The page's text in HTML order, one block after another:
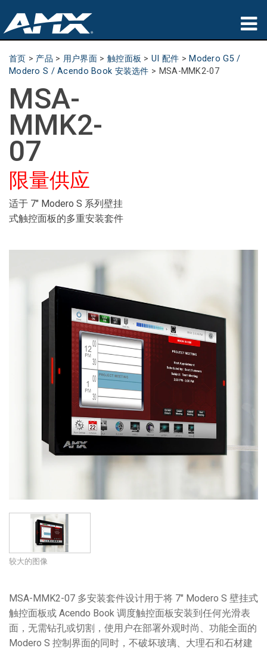
产品
Partners
哪里购买
培训
支持
公司简介
首页 > 产品 > 用户界面 > 触控面板 > UI 配件 > Modero G5 /
Modero S / Acendo Book 安装选件 > MSA-MMK2-07
MSA-
MMK2-
07
限量供应
适于 7" Modero S 系列壁挂
式触控面板的多重安装套件
较大的图像
MSA-MMK2-07 多安装套件设计用于将 7" Modero S 壁挂式
触控面板或 Acendo Book 调度触控面板安装到任何光滑表
面，无需钻孔或切割，使用户在部署外观时尚、功能全面的
Modero S 控制界面的同时，不破坏玻璃、大理石和石材建